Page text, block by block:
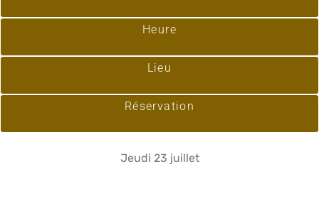
Heure
Lieu
Réservation
Jeudi 23 juillet